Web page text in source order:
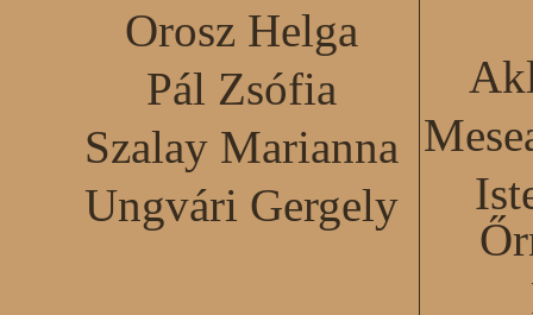
Orosz Helga
Pál Zsófia
Szalay Marianna
Ungvári Gergely